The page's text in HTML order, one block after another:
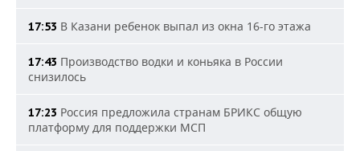
17:53 В Казани ребенок выпал из окна 16-го этажа
17:43 Производство водки и коньяка в России
снизилось
17:23 Россия предложила странам БРИКС общую
платформу для поддержки МСП